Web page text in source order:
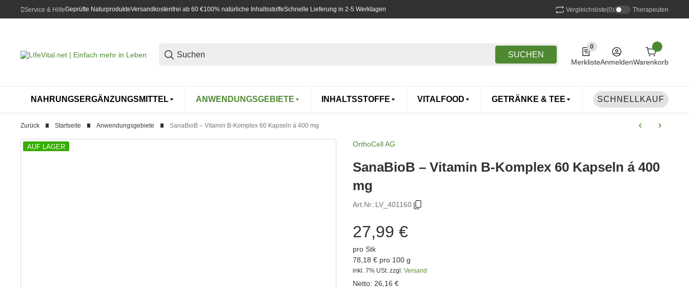
Service & HilfeGeprüfte NaturprodukteVersandkostenfrei ab 60 €100% natürliche InhaltsstoffeSchnelle Lieferung in 2-5 Werktagen Vergleichsliste(0) Therapeuten
SUCHEN
0
0 Produkte in der Liste
MerklisteAnmeldenWarenkorb
NAHRUNGSERGÄNZUNGSMITTEL ANWENDUNGSGEBIETE INHALTSSTOFFE VITALFOOD GETRÄNKE & TEE DROGERIE TIERE
SCHNELLKAUF
Zurück Startseite Anwendungsgebiete SanaBioB – Vitamin B-Komplex 60 Kapseln á 400 mg
AUF LAGER OrthoCell AG
SanaBioB – Vitamin B-Komplex 60 Kapseln á 400
mg
Art.Nr.:LV_401160
27,99 €
pro Stk
78,18 € pro 100 g
inkl. 7% USt. zzgl. Versand
Netto: 26,16 €